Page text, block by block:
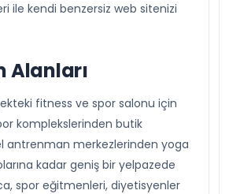
ile kendi benzersiz web sitenizi
Alanları
fitness ve spor salonu için
komplekslerinden butik
antrenman merkezlerinden yoga
kadar geniş bir yelpazede
spor eğitmenleri, diyetisyenler